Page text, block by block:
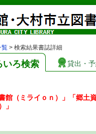
覧 > 検索結果書誌詳細
いろ検索 貸出・
館（ミライｏｎ）」「郷
」